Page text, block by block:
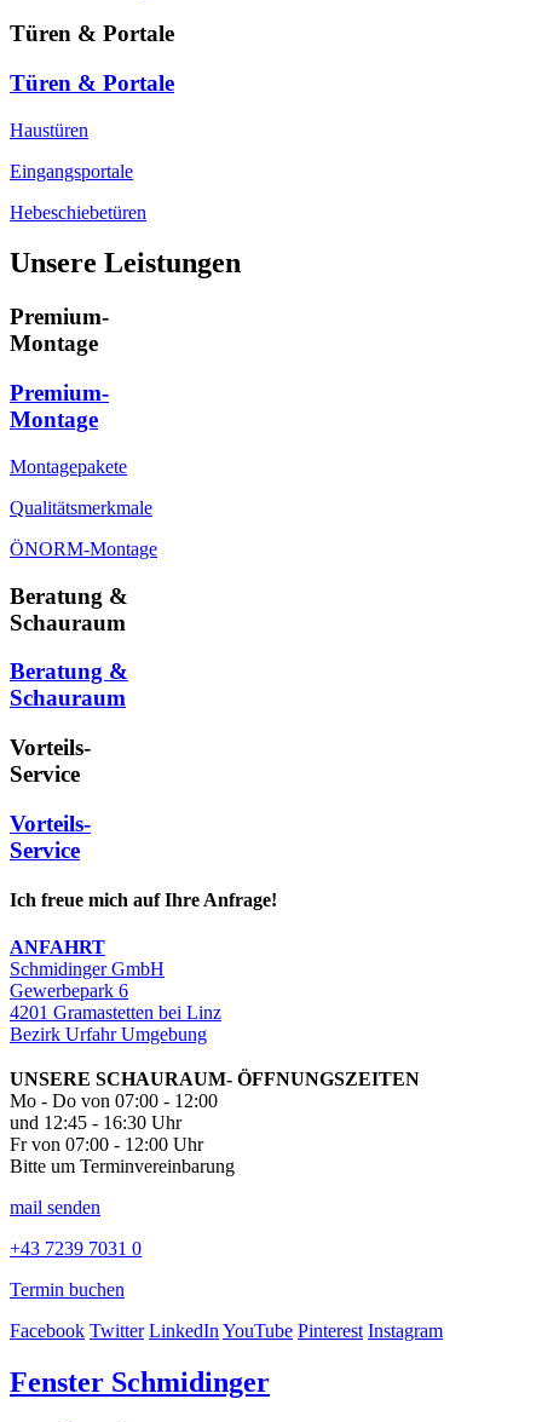
Türen & Portale
Türen & Portale
Haustüren
Eingangsportale
Hebeschiebetüren
Unsere Leistungen
Premium-
Montage
Premium-
Montage
Montagepakete
Qualitätsmerkmale
ÖNORM-Montage
Beratung &
Schauraum
Beratung &
Schauraum
Vorteils-
Service
Vorteils-
Service
Ich freue mich auf Ihre Anfrage!
ANFAHRT
Schmidinger GmbH
Gewerbepark 6
4201 Gramastetten bei Linz
Bezirk Urfahr Umgebung
UNSERE SCHAURAUM- ÖFFNUNGSZEITEN
Mo - Do von 07:00 - 12:00
und 12:45 - 16:30 Uhr
Fr von 07:00 - 12:00 Uhr
Bitte um Terminvereinbarung
mail senden
+43 7239 7031 0
Termin buchen
Facebook Twitter LinkedInYouTube Pinterest Instagram
Fenster Schmidinger